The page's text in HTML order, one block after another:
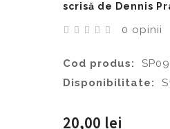
scrisă de Dennis
0 opinii
Cod produs:
Disponibilitate:
20,00 lei